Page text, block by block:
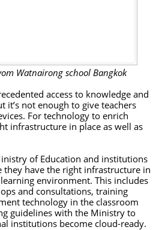
Watnairong school Bangkok
access to knowledge and
it’s not enough to give teachers
For technology to enrich
infrastructure in place as well as
of Education and institutions
they have the right infrastructure in
environment. This includes
and consultations, training
technology in the classroom
guidelines with the Ministry to
institutions become cloud-ready.